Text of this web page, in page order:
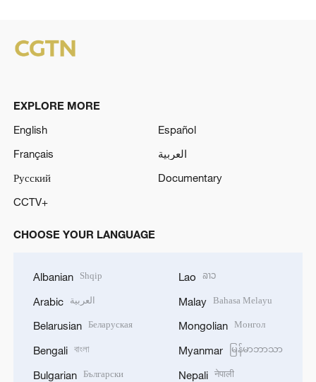
EXPLORE MORE
English
Español
Français
العربية
Русский
Documentary
CCTV+
CHOOSE YOUR LANGUAGE
Albanian Shqip
Arabic العربية
Belarusian Беларуская
Bengali বাংলা
Bulgarian Български
Lao ລາວ
Malay Bahasa Melayu
Mongolian Монгол
Myanmar မြန်မာဘာသာ
Nepali नेपाली